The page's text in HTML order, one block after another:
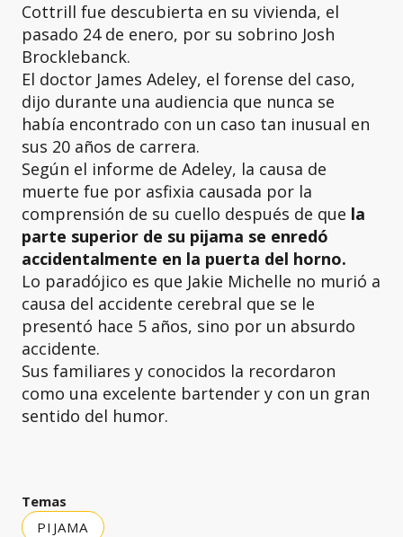
Cottrill fue descubierta en su vivienda, el
pasado 24 de enero, por su sobrino Josh
Brocklebanck.
El doctor James Adeley, el forense del caso,
dijo durante una audiencia que nunca se
había encontrado con un caso tan inusual en
sus 20 años de carrera.
Según el informe de Adeley, la causa de
muerte fue por asfixia causada por la
comprensión de su cuello después de que la
parte superior de su pijama se enredó
accidentalmente en la puerta del horno.
Lo paradójico es que Jakie Michelle no murió a
causa del accidente cerebral que se le
presentó hace 5 años, sino por un absurdo
accidente.
Sus familiares y conocidos la recordaron
como una excelente bartender y con un gran
sentido del humor.
Temas
PIJAMA